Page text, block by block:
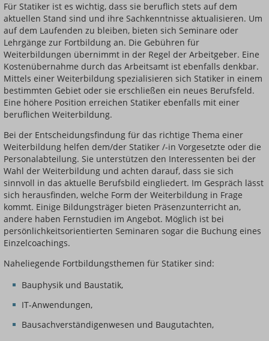
Für Statiker ist es wichtig, dass sie beruflich stets auf dem
aktuellen Stand sind und ihre Sachkenntnisse aktualisieren. Um
auf dem Laufenden zu bleiben, bieten sich Seminare oder
Lehrgänge zur Fortbildung an. Die Gebühren für
Weiterbildungen übernimmt in der Regel der Arbeitgeber. Eine
Kostenübernahme durch das Arbeitsamt ist ebenfalls denkbar.
Mittels einer Weiterbildung spezialisieren sich Statiker in einem
bestimmten Gebiet oder sie erschließen ein neues Berufsfeld.
Eine höhere Position erreichen Statiker ebenfalls mit einer
beruflichen Weiterbildung.
Bei der Entscheidungsfindung für das richtige Thema einer
Weiterbildung helfen dem/der Statiker /-in Vorgesetzte oder die
Personalabteilung. Sie unterstützen den Interessenten bei der
Wahl der Weiterbildung und achten darauf, dass sie sich
sinnvoll in das aktuelle Berufsbild eingliedert. Im Gespräch lässt
sich herausfinden, welche Form der Weiterbildung in Frage
kommt. Einige Bildungsträger bieten Präsenzunterricht an,
andere haben Fernstudien im Angebot. Möglich ist bei
persönlichkeitsorientierten Seminaren sogar die Buchung eines
Einzelcoachings.
Naheliegende Fortbildungsthemen für Statiker sind:
Bauphysik und Baustatik,
IT-Anwendungen,
Bausachverständigenwesen und Baugutachten,